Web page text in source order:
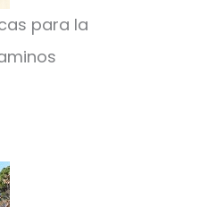
para la